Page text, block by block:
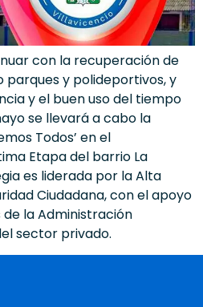
con la recuperación de
parques y polideportivos, y
y el buen uso del tiempo
se llevará a cabo la
Todos’ en el
Etapa del barrio La
es liderada por la Alta
Ciudadana, con el apoyo
la Administración
sector privado.